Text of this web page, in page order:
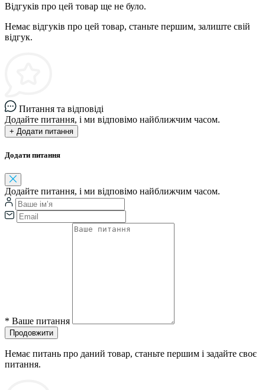
Відгуків про цей товар ще не було.
Немає відгуків про цей товар, станьте першим, залиште свій
відгук.
Питання та відповіді
Додайте питання, і ми відповімо найближчим часом.
+ Додати питання
Додати питання
Додайте питання, і ми відповімо найближчим часом.
* Ваше питання
Продовжити
Немає питань про даний товар, станьте першим і задайте своє
питання.